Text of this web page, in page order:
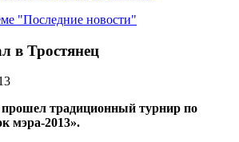
"Последние новости"
в Тростянец
традиционный турнир по
мэра-2013».